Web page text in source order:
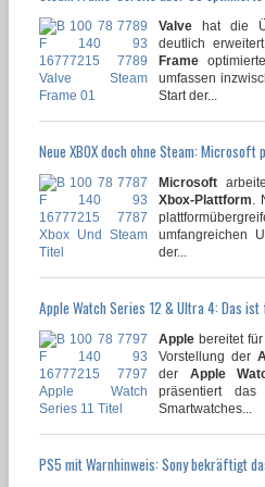
Valve hat die
deutlich
Frame
umfassen
Start der...
Neue XBOX doch ohne Steam:
Microsoft
Xbox-Plattform.
umfangreichen
der...
Apple Watch Series 12 & Ultra 4: Das
Apple bereitet
Vorstellung der
der Apple
präsentiert das
Smartwatches...
PS5 mit Warnhinweis: Sony bekräftigt